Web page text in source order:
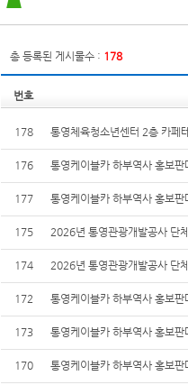
총 등록된 게시물수 : 178
번호
178 통영체육청소년센터 2층 카페
176 통영케이블카 하부역사 홍보
177 통영케이블카 하부역사 홍보
175 2026년 통영관광개발공사 단
174 2026년 통영관광개발공사 단
172 통영케이블카 하부역사 홍보
173 통영케이블카 하부역사 홍보
170 통영케이블카 하부역사 홍보